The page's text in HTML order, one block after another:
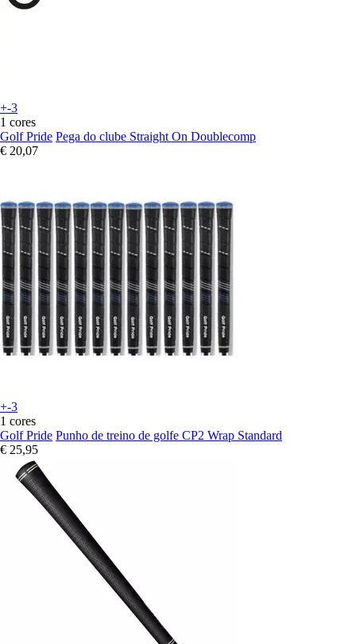
+-3
1 cores
Golf Pride Pega do clube Straight On Doublecomp
€ 20,07
+-3
1 cores
Golf Pride Punho de treino de golfe CP2 Wrap Standard
€ 25,95